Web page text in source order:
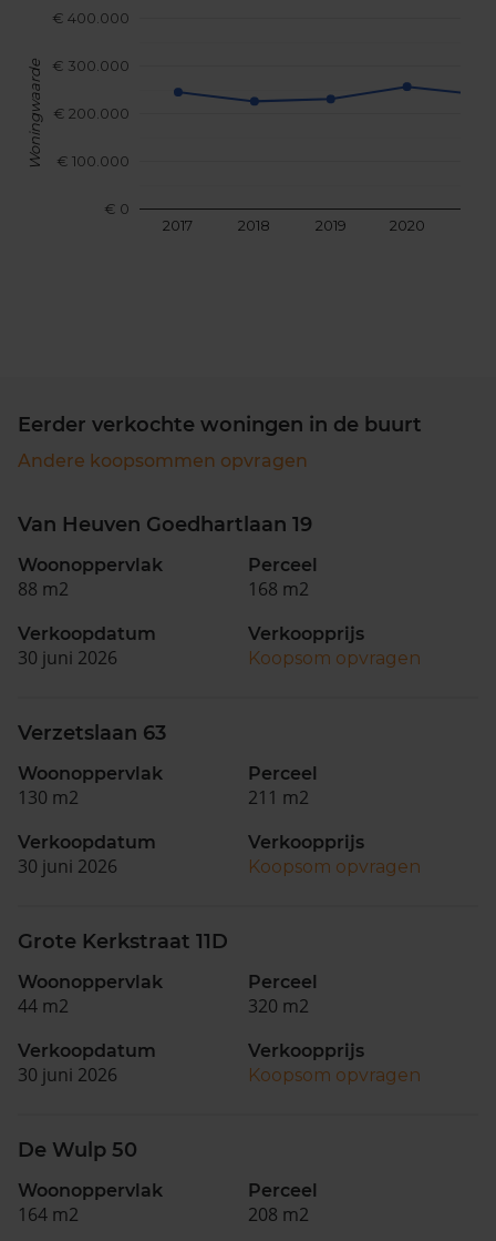
2017 2018 2019 2020
€ 0
€ 100.000
€ 200.000
€ 300.000
€ 400.000
Woningwaarde
Eerder verkochte woningen in de buurt
Andere koopsommen opvragen
Van Heuven Goedhartlaan 19
Woonoppervlak
88 m2
Perceel
168 m2
Verkoopdatum
30 juni 2026
Verkoopprijs
Koopsom opvragen
Verzetslaan 63
Woonoppervlak
130 m2
Perceel
211 m2
Verkoopdatum
30 juni 2026
Verkoopprijs
Koopsom opvragen
Grote Kerkstraat 11D
Woonoppervlak
44 m2
Perceel
320 m2
Verkoopdatum
30 juni 2026
Verkoopprijs
Koopsom opvragen
De Wulp 50
Woonoppervlak
164 m2
Perceel
208 m2